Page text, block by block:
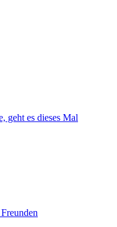
geht es dieses Mal